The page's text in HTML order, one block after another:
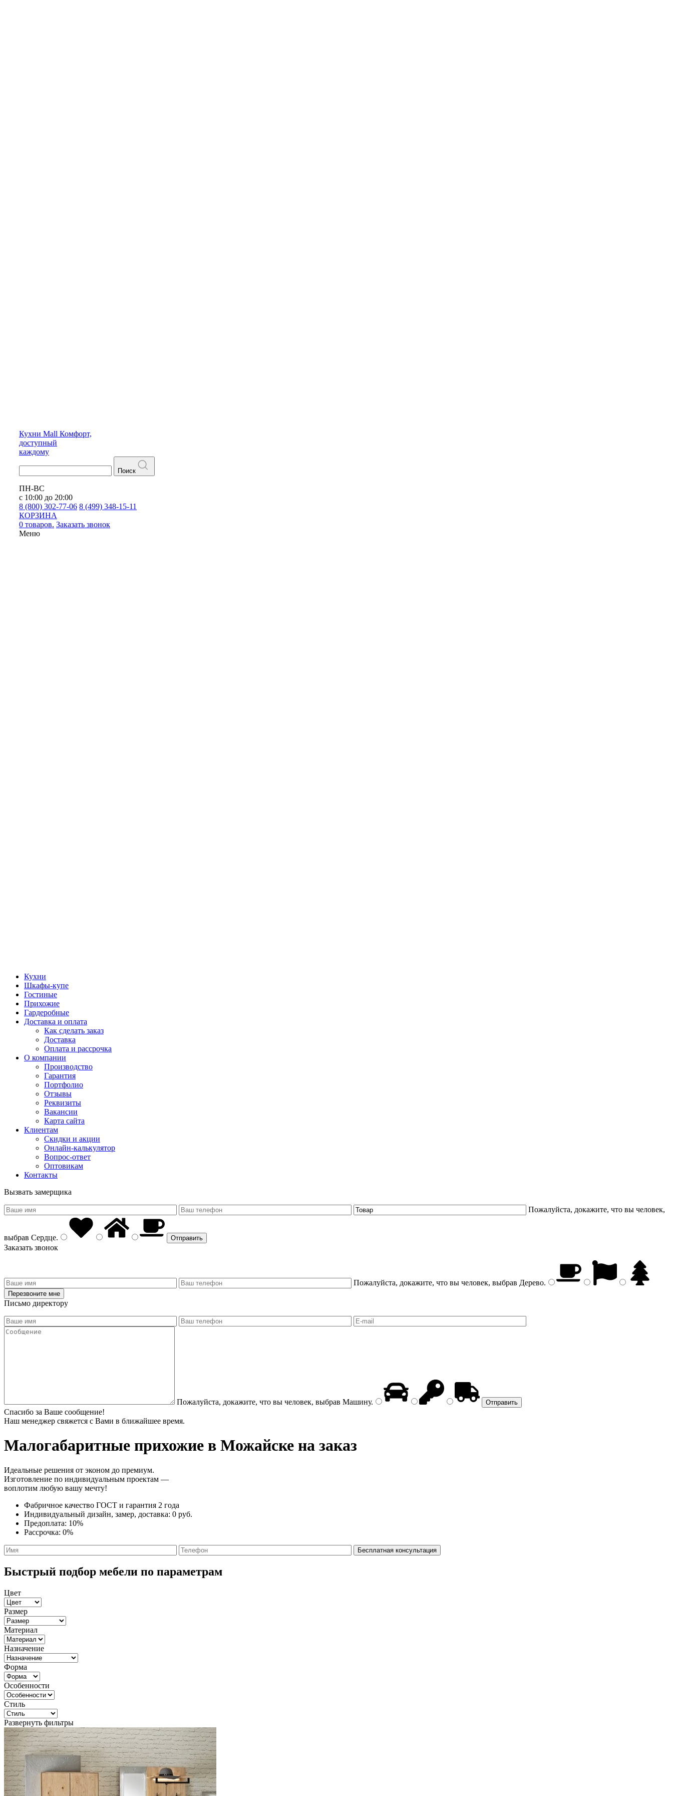
Кухни Mall Комфорт,
доступный
каждому
Поиск
ПН-ВС
с 10:00 до 20:00
8 (800) 302-77-06 8 (499) 348-15-11
КОРЗИНА
0 товаров. Заказать звонок
Меню
Кухни
Шкафы-купе
Гостиные
Прихожие
Гардеробные
Доставка и оплата
Как сделать заказ
Доставка
Оплата и рассрочка
О компании
Производство
Гарантия
Портфолио
Отзывы
Реквизиты
Вакансии
Карта сайта
Клиентам
Скидки и акции
Онлайн-калькулятор
Вопрос-ответ
Оптовикам
Контакты
Вызвать замерщика
Пожалуйста, докажите, что вы человек,
выбрав Сердце.
Заказать звонок
Пожалуйста, докажите, что вы человек, выбрав Дерево.
Письмо директору
Пожалуйста, докажите, что вы человек, выбрав Машину.
Спасибо за Ваше сообщение!
Наш менеджер свяжется с Вами в ближайшее время.
Малогабаритные прихожие в Можайске на заказ
Идеальные решения от эконом до премиум.
Изготовление по индивидуальным проектам —
воплотим любую вашу мечту!
Фабричное качество ГОСТ и гарантия 2 года
Индивидуальный дизайн, замер, доставка: 0 руб.
Предоплата: 10%
Рассрочка: 0%
Быстрый подбор мебели по параметрам
Цвет
Размер
Материал
Назначение
Форма
Особенности
Стиль
Развернуть фильтры